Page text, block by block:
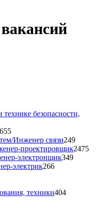
безопасности,
655
Инженер связи249
проектировщик2475
электронщик349
электрик266
техники404